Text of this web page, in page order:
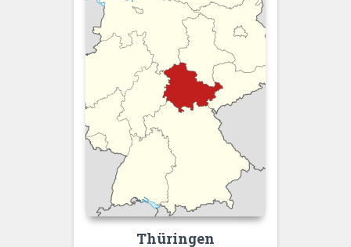
Thüringen